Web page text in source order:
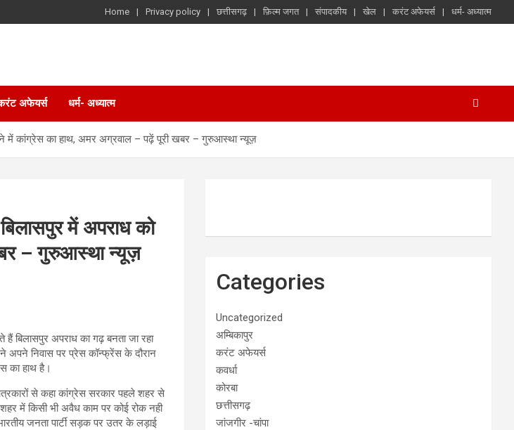
Home Privacy policy छत्तीसगढ़ फ़िल्म जगत संपादकीय खेल करंट अफेयर्स धर्म- अध्यात्म
अफेयर्स धर्म- अध्यात्म
में कांग्रेस का हाथ, अमर अग्रवाल – पढ़ें पूरी खबर – गुरुआस्था न्यूज़
में अपराध को
– गुरुआस्था न्यूज़
बिलासपुर अपराध का गढ़ बनता जा रहा
अपने निवास पर प्रेस कॉन्फ्रेंस के दौरान
का हाथ है।
से कहा कांग्रेस सरकार पहले शहर से
में किसी भी अवैध काम पर कोई रोक नही
जनता पार्टी सड़क पर उतर के लड़ाई
Categories
Uncategorized
अम्बिकापुर
करंट अफेयर्स
कवर्धा
कोरबा
छत्तीसगढ़
जांजगीर -चांपा